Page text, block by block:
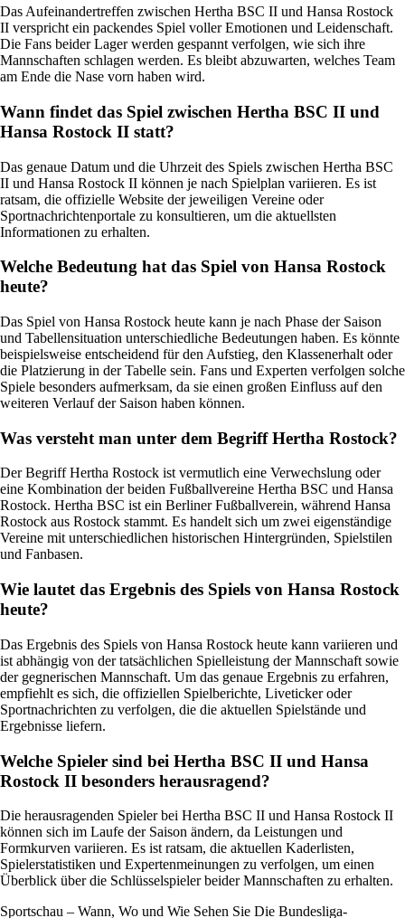
Das Aufeinandertreffen zwischen Hertha BSC II und Hansa Rostock
II verspricht ein packendes Spiel voller Emotionen und Leidenschaft.
Die Fans beider Lager werden gespannt verfolgen, wie sich ihre
Mannschaften schlagen werden. Es bleibt abzuwarten, welches Team
am Ende die Nase vorn haben wird.
Wann findet das Spiel zwischen Hertha BSC II und
Hansa Rostock II statt?
Das genaue Datum und die Uhrzeit des Spiels zwischen Hertha BSC
II und Hansa Rostock II können je nach Spielplan variieren. Es ist
ratsam, die offizielle Website der jeweiligen Vereine oder
Sportnachrichtenportale zu konsultieren, um die aktuellsten
Informationen zu erhalten.
Welche Bedeutung hat das Spiel von Hansa Rostock
heute?
Das Spiel von Hansa Rostock heute kann je nach Phase der Saison
und Tabellensituation unterschiedliche Bedeutungen haben. Es könnte
beispielsweise entscheidend für den Aufstieg, den Klassenerhalt oder
die Platzierung in der Tabelle sein. Fans und Experten verfolgen solche
Spiele besonders aufmerksam, da sie einen großen Einfluss auf den
weiteren Verlauf der Saison haben können.
Was versteht man unter dem Begriff Hertha Rostock?
Der Begriff Hertha Rostock ist vermutlich eine Verwechslung oder
eine Kombination der beiden Fußballvereine Hertha BSC und Hansa
Rostock. Hertha BSC ist ein Berliner Fußballverein, während Hansa
Rostock aus Rostock stammt. Es handelt sich um zwei eigenständige
Vereine mit unterschiedlichen historischen Hintergründen, Spielstilen
und Fanbasen.
Wie lautet das Ergebnis des Spiels von Hansa Rostock
heute?
Das Ergebnis des Spiels von Hansa Rostock heute kann variieren und
ist abhängig von der tatsächlichen Spielleistung der Mannschaft sowie
der gegnerischen Mannschaft. Um das genaue Ergebnis zu erfahren,
empfiehlt es sich, die offiziellen Spielberichte, Liveticker oder
Sportnachrichten zu verfolgen, die die aktuellen Spielstände und
Ergebnisse liefern.
Welche Spieler sind bei Hertha BSC II und Hansa
Rostock II besonders herausragend?
Die herausragenden Spieler bei Hertha BSC II und Hansa Rostock II
können sich im Laufe der Saison ändern, da Leistungen und
Formkurven variieren. Es ist ratsam, die aktuellen Kaderlisten,
Spielerstatistiken und Expertenmeinungen zu verfolgen, um einen
Überblick über die Schlüsselspieler beider Mannschaften zu erhalten.
Sportschau – Wann, Wo und Wie Sehen Sie Die Bundesliga-